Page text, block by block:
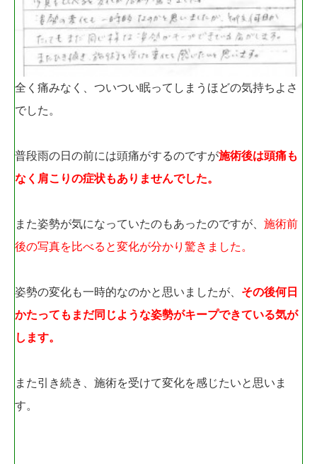
全く痛みなく、ついつい眠ってしまうほどの気持ちよさ
でした。
普段雨の日の前には頭痛がするのですが施術後は頭痛も
なく肩こりの症状もありませんでした。
また姿勢が気になっていたのもあったのですが、 施術前
後の写真を比べると変化が分かり驚きました。
姿勢の変化も一時的なのかと思いましたが、 その後何日
かたってもまだ同じような姿勢がキープできている気が
します。
また引き続き、施術を受けて変化を感じたいと思いま
す。